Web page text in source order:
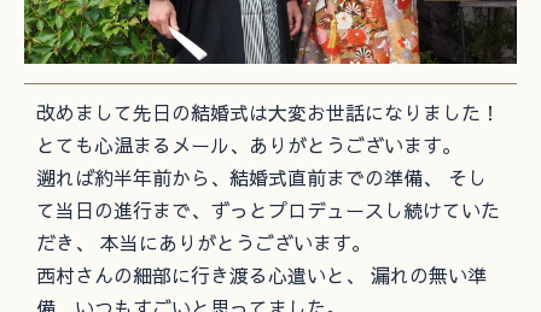
改めまして先日の結婚式は大変お世話になりました！
とても心温まるメール、ありがとうございます。
遡れば約半年前から、結婚式直前までの準備、 そし
て当日の進行まで、ずっとプロデュースし続けていた
だき、 本当にありがとうございます。
西村さんの細部に行き渡る心遣いと、 漏れの無い準